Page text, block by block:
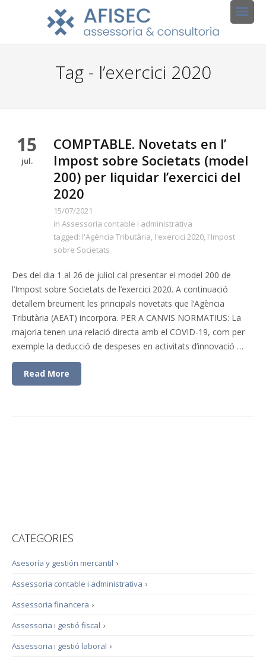
Tag - l’exercici 2020
15
jul.
COMPTABLE. Novetats en l’
Impost sobre Societats (model
200) per liquidar l’exercici del
2020
15/07/2021
in Assessoria contable i administrativa
tagged: l'Agència Tributària, l'exercici 2020, l'Impost
sobre Societats
Des del dia 1 al 26 de juliol cal presentar el model 200 de
l’Impost sobre Societats de l’exercici 2020. A continuació
detallem breument les principals novetats que l’Agència
Tributària (AEAT) incorpora. PER A CANVIS NORMATIUS: La
majoria tenen una relació directa amb el COVID-19, com per
exemple la deducció de despeses en activitats d’innovació …
Read More
CATEGORIES
›
Asesoría y gestión mercantil
›
Assessoria contable i administrativa
›
Assessoria financera
›
Assessoria i gestió fiscal
›
Assessoria i gestió laboral